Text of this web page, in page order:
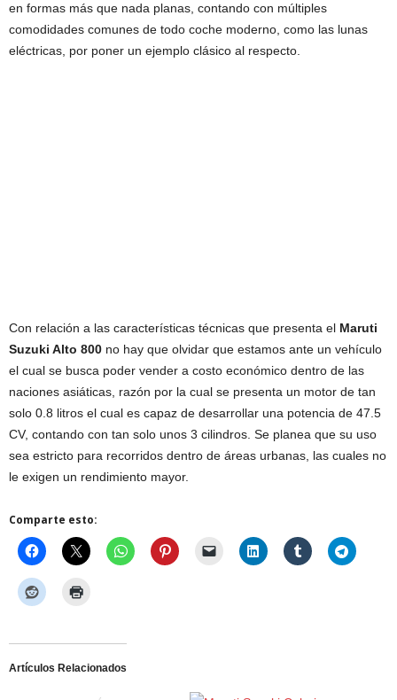
en formas más que nada planas, contando con múltiples
comodidades comunes de todo coche moderno, como las lunas
eléctricas, por poner un ejemplo clásico al respecto.
Con relación a las características técnicas que presenta el Maruti
Suzuki Alto 800 no hay que olvidar que estamos ante un vehículo
el cual se busca poder vender a costo económico dentro de las
naciones asiáticas, razón por la cual se presenta un motor de tan
solo 0.8 litros el cual es capaz de desarrollar una potencia de 47.5
CV, contando con tan solo unos 3 cilindros. Se planea que su uso
sea estricto para recorridos dentro de áreas urbanas, las cuales no
le exigen un rendimiento mayor.
Comparte esto:
Artículos Relacionados